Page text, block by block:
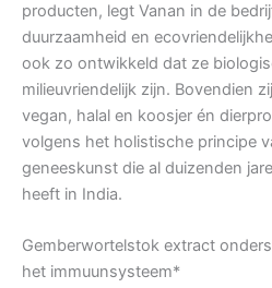
producten, legt Vanan in de
duurzaamheid en
ook zo ontwikkeld dat ze
milieuvriendelijk zijn. Bovendien
vegan, halal en koosjer én
volgens het holistische principe
geneeskunst die al duizenden
heeft in India.
Gemberwortelstok extract
het immuunsysteem*